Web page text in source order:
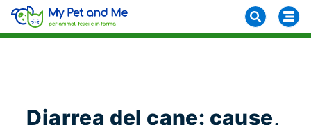
Diarrea del cane: cause,